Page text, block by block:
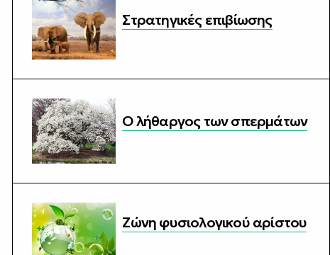
Στρατηγικές επιβίωσης
Ο λήθαργος των σπερμάτων
Ζώνη φυσιολογικού αρίστου